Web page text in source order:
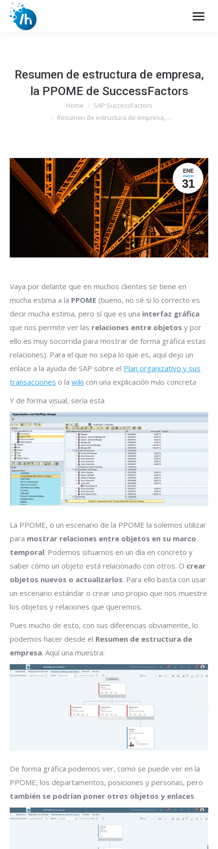
Resumen de estructura de empresa,
la PPOME de SuccessFactors
Home
SAP SuccessFactors
Resumen de estructura de empresa,…
ENE
31
Vaya por delante que en muchos clientes se tiene en
mucha estima a la PPOME (bueno, no sé si lo correcto es
decir mucha estima, pero sí que es una interfaz gráfica
que nos permite ver las relaciones entre objetos y por
ello es muy socorrida para mostrar de forma gráfica estas
relaciones). Para el que no sepa lo que es, aquí dejo un
enlace a la ayuda de SAP sobre el Plan organizativo y sus
transacciones o la wiki con una explicación más concreta
Y de forma visual, sería esta
La PPOME, o un escenario de la PPOME la solemos utilizar
para mostrar relaciones entre objetos en su marco
temporal. Podemos situarnos en un día en concreto y
saber cómo un objeto está relacionado con otros. O crear
objetos nuevos o actualizarlos. Para ello basta con usar
un escenario estándar o crear uno propio que nos muestre
los objetos y relaciones que queremos.
Pues mucho de esto, con sus diferencias obviamente, lo
podemos hacer desde el Resumen de estructura de
empresa. Aquí una muestra:
De forma gráfica podemos ver, como se puede ver en la
PPOME, los departamentos, posiciones y personas, pero
también se podrían poner otros objetos y enlaces